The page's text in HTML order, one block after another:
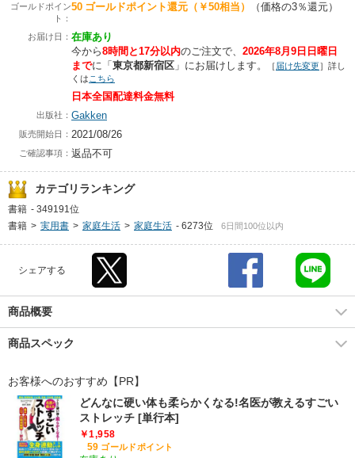
ゴールドポイン
ト：
50 ゴールドポイント還元 （￥50相当） （価格の3％還元）
お届け日： 在庫あり
今から8時間と17分以内のご注文で、 2026年8月9日日曜日
までに 「 東京都新宿区 」にお届けします。 ［届け先変更］詳し
くは こちら
日本全国配達料金無料
出版社： Gakken
販売開始日： 2021/08/26
ご確認事項： 返品不可
カテゴリランキング
書籍 - 349191位
書籍 > 実用書 > 家庭生活 > 家庭生活 - 6273位 6日間100位以内
シェアする
商品概要
商品スペック
お客様へのおすすめ【PR】
どんなに硬い体も柔らかくなる!名医が教えるすごい
ストレッチ [単行本]
￥1,958
59 ゴールドポイント